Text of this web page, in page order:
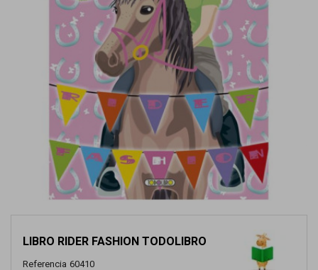
LIBRO RIDER FASHION TODOLIBRO
Referencia 60410